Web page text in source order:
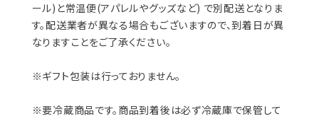
ール)と常温便(アパレルやグッズなど) で別配送となりま
す。配送業者が異なる場合もございますので、到着日が異
なりますことをご了承ください。
※ギフト包装は行っておりません。
※要冷蔵商品です。商品到着後は必ず冷蔵庫で保管して